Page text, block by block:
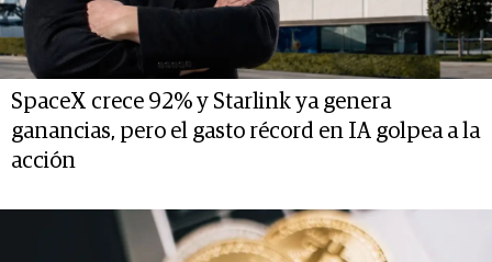
SpaceX crece 92% y Starlink ya genera
ganancias, pero el gasto récord en IA golpea a la
acción